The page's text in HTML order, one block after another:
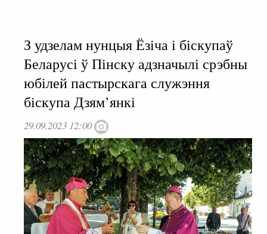
З удзелам нунцыя Ёзіча і біскупаў
Беларусі ў Пінску адзначылі срэбны
юбілей пастырскага служэння
біскупа Дзям’янкі
29.09.2023 12:00